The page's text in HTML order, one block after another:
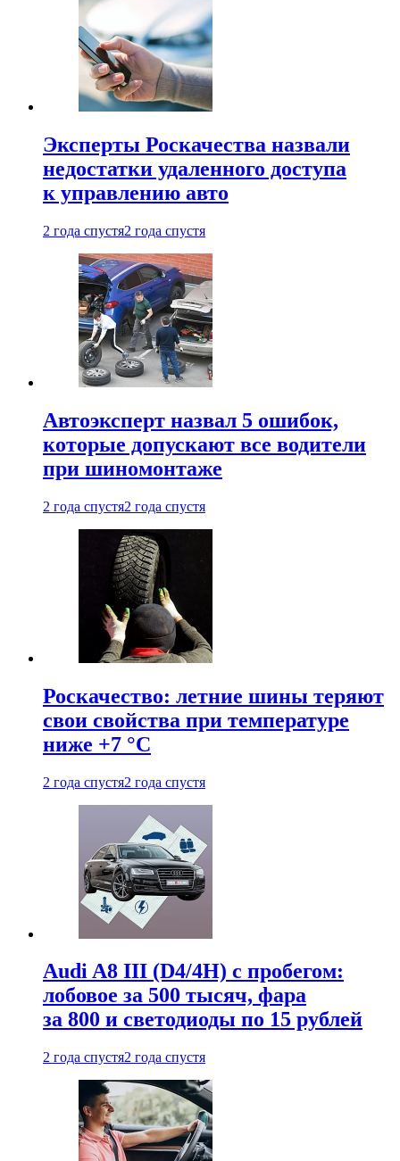
Эксперты Роскачества назвали
недостатки удаленного доступа
к управлению авто
2 года спустя2 года спустя
Автоэксперт назвал 5 ошибок,
которые допускают все водители
при шиномонтаже
2 года спустя2 года спустя
Роскачество: летние шины теряют
свои свойства при температуре
ниже +7 °C
2 года спустя2 года спустя
Audi A8 III (D4/4H) c пробегом:
лобовое за 500 тысяч, фара
за 800 и светодиоды по 15 рублей
2 года спустя2 года спустя